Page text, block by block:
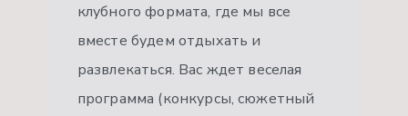
клубного формата, где мы все
вместе будем отдыхать и
развлекаться. Вас ждет веселая
программа (конкурсы, сюжетный